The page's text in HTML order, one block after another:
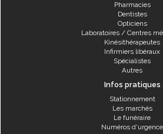
Pharmacies
Dentistes
Opticiens
Laboratoires / Centres
Kinésithérapeutes
Infirmiers libéraux
Spécialistes
Autres
Infos pratiques
Stationnement
Les marchés
Le funéraire
Numéros d'urgence